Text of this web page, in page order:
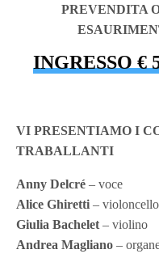
PREVENDITA
INGRESSO €
VI PRESENTIAMO I
TRABALLANTI
Anny Delcré – voce
Alice Ghiretti– violoncello
Giulia Bachelet – violino
Andrea Magliano –